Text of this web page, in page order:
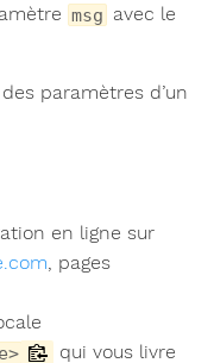
msg avec le
paramètres d’un
en ligne sur
, pages
qui vous livre